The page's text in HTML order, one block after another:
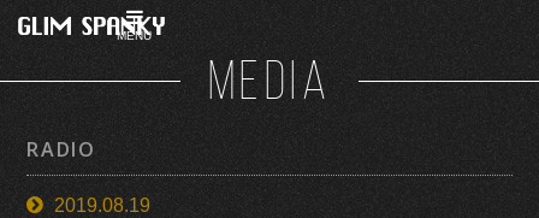
MENU
MEDIA
RADIO
2019.08.19